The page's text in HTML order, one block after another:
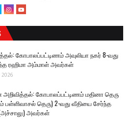
கோபாலப்பட்டிணம் அவுலியா நகர் 8-வது
ரஹிமா அம்மாள் அவர்கள்
2026
கோபாலப்பட்டிணம் மதினா தெரு
பள்ளிவாசல் தெரு) 2-வது வீதியை சேர்ந்த
அவர்கள்